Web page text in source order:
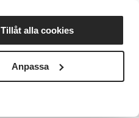
Tillåt alla cookies
Anpassa
Nyheter Avdelningar